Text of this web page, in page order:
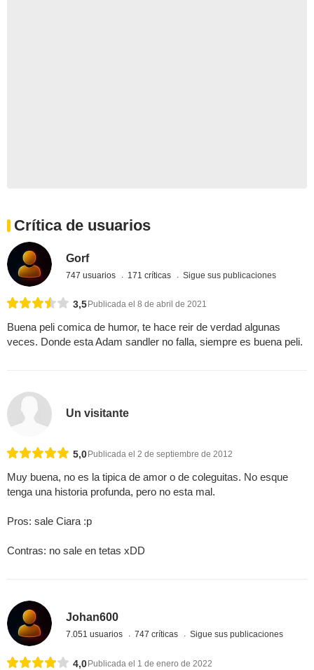
Crítica de usuarios
Gorf
747 usuarios 171 críticas Sigue sus publicaciones
3,5 Publicada el 8 de abril de 2021
Buena peli comica de humor, te hace reir de verdad algunas
veces. Donde esta Adam sandler no falla, siempre es buena peli.
Un visitante
5,0 Publicada el 2 de septiembre de 2012
Muy buena, no es la tipica de amor o de coleguitas. No esque
tenga una historia profunda, pero no esta mal.
Pros: sale Ciara :p
Contras: no sale en tetas xDD
Johan600
7.051 usuarios 747 críticas Sigue sus publicaciones
4,0Publicada el 1 de enero de 2022